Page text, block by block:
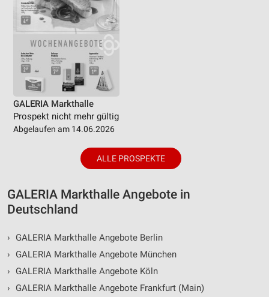
GALERIA Markthalle
Prospekt nicht mehr gültig
Abgelaufen am 14.06.2026
ALLE PROSPEKTE
GALERIA Markthalle Angebote in
Deutschland
›
GALERIA Markthalle Angebote Berlin
›
GALERIA Markthalle Angebote München
›
GALERIA Markthalle Angebote Köln
›
GALERIA Markthalle Angebote Frankfurt (Main)